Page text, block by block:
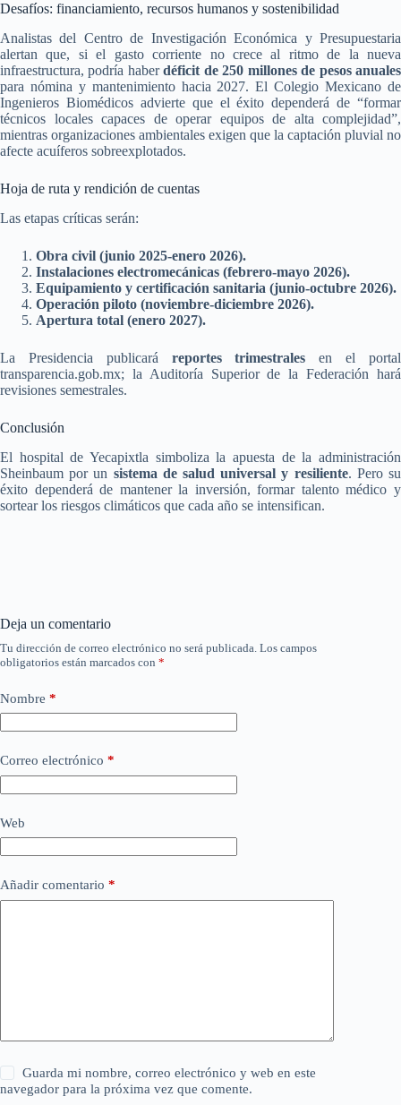
Desafíos: financiamiento, recursos humanos y sostenibilidad
Analistas del Centro de Investigación Económica y Presupuestaria
alertan que, si el gasto corriente no crece al ritmo de la nueva
infraestructura, podría haberdéficit de 250 millones de pesos anuales
para nómina y mantenimiento hacia 2027. El Colegio Mexicano de
Ingenieros Biomédicos advierte que el éxito dependerá de “formar
técnicos locales capaces de operar equipos de alta complejidad”,
mientras organizaciones ambientales exigen que la captación pluvial no
afecte acuíferos sobreexplotados.
Hoja de ruta y rendición de cuentas
Las etapas críticas serán:
Obra civil (junio 2025-enero 2026).
Instalaciones electromecánicas (febrero-mayo 2026).
Equipamiento y certificación sanitaria (junio-octubre 2026).
Operación piloto (noviembre-diciembre 2026).
Apertura total (enero 2027).
La Presidencia publicará reportes trimestrales en el portal
transparencia.gob.mx; la Auditoría Superior de la Federación hará
revisiones semestrales.
Conclusión
El hospital de Yecapixtla simboliza la apuesta de la administración
Sheinbaum por un sistema de salud universal y resiliente. Pero su
éxito dependerá de mantener la inversión, formar talento médico y
sortear los riesgos climáticos que cada año se intensifican.
Deja un comentario
Tu dirección de correo electrónico no será publicada. Los campos
obligatorios están marcados con *
Nombre *
Correo electrónico *
Web
Añadir comentario *
Guarda mi nombre, correo electrónico y web en este
navegador para la próxima vez que comente.